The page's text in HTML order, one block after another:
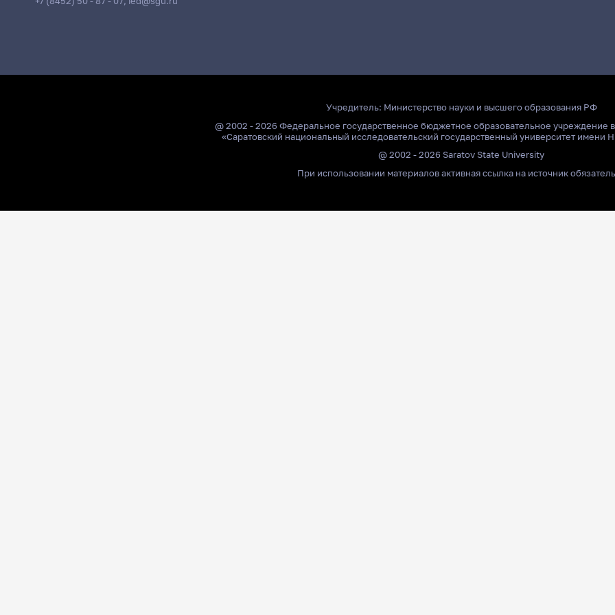
Учредитель: Министерство науки и высшего образования РФ
@ 2002 - 2026 Федеральное государственное бюджетное образовательное учреждение
«Саратовский национальный исследовательский государственный университет имени
@ 2002 - 2026 Saratov State University
При использовании материалов активная ссылка на источник